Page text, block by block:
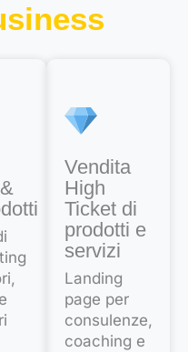
Vendita
High
Ticket di
prodotti e
servizi
Landing
page per
consulenze,
coaching e